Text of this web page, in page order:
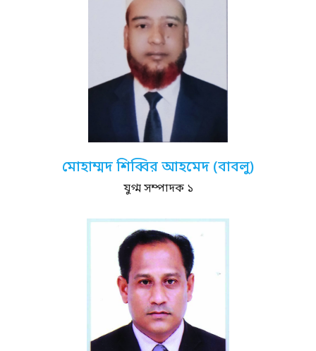
মোহাম্মদ শিব্বির আহমেদ (বাবলু)
যুগ্ম সম্পাদক ১